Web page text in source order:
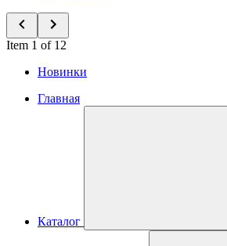
Item 1 of 12
Новинки
Главная
Каталог